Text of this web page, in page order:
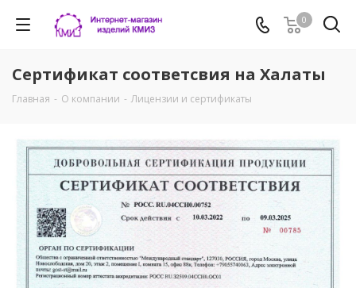
0
Сертификат соответсвия на Халаты
Главная - О компании - Лицензии и сертификаты